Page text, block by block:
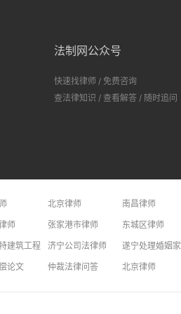
法制网公众号
快速找律师 / 免费咨询
查法律知识 / 查看解答 / 随时追问
北京律师 南昌律师
上饶律师 大连律师
师 张家港市律师 东城区律师
建筑工程律师济宁公司法律师 遂宁处理婚姻
假释问题律师焦作处理二手房问题律师青岛处理不正
论文 仲裁法律问答 北京律师